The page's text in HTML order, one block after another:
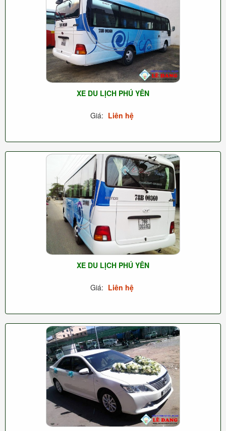
XE DU LỊCH PHÚ YÊN
Giá: Liên hệ
XE DU LỊCH PHÚ YÊN
Giá: Liên hệ